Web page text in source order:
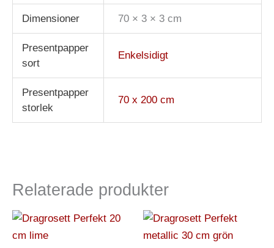
Dimensioner 70 × 3 × 3 cm
Presentpapper
sort
Enkelsidigt
Presentpapper
storlek
70 x 200 cm
Relaterade produkter